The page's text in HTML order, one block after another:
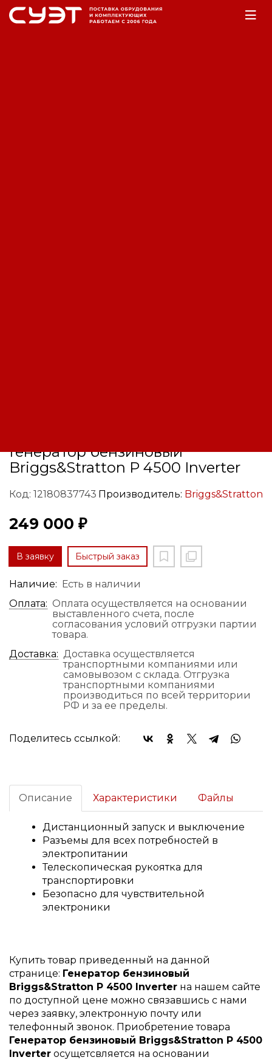
Генератор бензиновый
Briggs&Stratton P 4500 Inverter
Код: 12180837743 Производитель: Briggs&Stratton
249 000 ₽
В заявку Быстрый заказ
Наличие: Есть в наличии
Оплата: Оплата осуществляется на основании
выставленного счета, после
согласования условий отгрузки партии
товара.
Доставка: Доставка осуществляется
транспортными компаниями или
самовывозом с склада. Отгрузка
транспортными компаниями
производиться по всей территории
РФ и за ее пределы.
Поделитесь ссылкой:
Описание Характеристики Файлы
Дистанционный запуск и выключение
Разъемы для всех потребностей в
электропитании
Телескопическая рукоятка для
транспортировки
Безопасно для чувствительной
электроники
Купить товар приведенный на данной
странице: Генератор бензиновый
Briggs&Stratton P 4500 Inverter на нашем сайте
по доступной цене можно связавшись с нами
через заявку, электронную почту или
телефонный звонок. Приобретение товара
Генератор бензиновый Briggs&Stratton P 4500
Inverter осущетсвляется на основании